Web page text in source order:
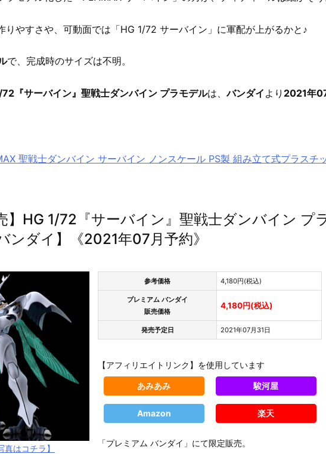
りやすさや、可動面では「HG 1/72 サーバイン」に軍配が上がるかと♪
で、完成時のサイズは不明。
72『サーバイン』聖戦士ダンバイン プラモデルは、バンダイ より 2021年
聖戦士ダンバイン サーバイン ノンスケール PS製 組み立て式プラスチ
】HG 1/72『サーバイン』聖戦士ダンバイン プ
ンダイ】《2021年07月予約》
真はコチラ】
参考価格 4,180円(税込)
プレミアム バンダイ
販売価格
4,180円(税込)
発売予定日 2021年07月31日
【アフィリエイトリンク】を使用しています
あみあみ 駿河屋
Amazon 楽天
「プレミアム バンダイ」にて限定販売。